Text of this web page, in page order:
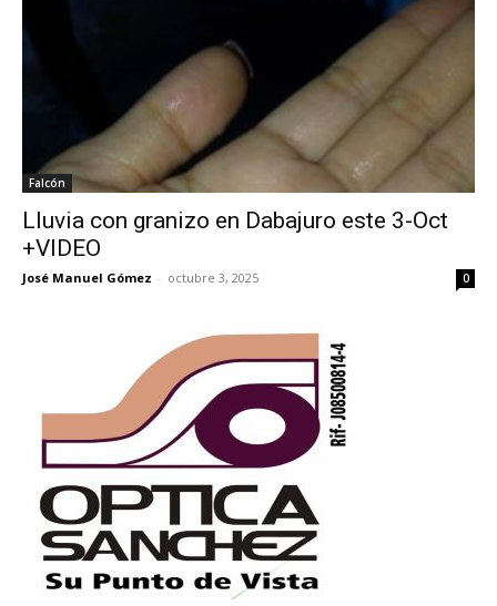
Falcón
Lluvia con granizo en Dabajuro este 3-Oct
+VIDEO
José Manuel Gómez - octubre 3, 2025 0